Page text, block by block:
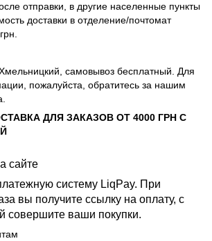
отправки, в другие населенные пункты
доставки в отделение/почтомат
самовывоз бесплатный. Для
пожалуйста, обратитесь за нашим
ДЛЯ ЗАКАЗОВ ОТ 4000 ГРН С
сайте
систему LiqPay. При
вы получите ссылку на оплату, с
совершите ваши покупки.